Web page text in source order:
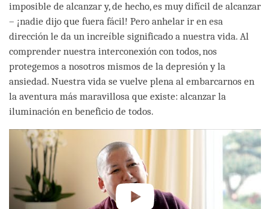
imposible de alcanzar y, de hecho, es muy difícil de alcanzar
– ¡nadie dijo que fuera fácil! Pero anhelar ir en esa
dirección le da un increíble significado a nuestra vida. Al
comprender nuestra interconexión con todos, nos
protegemos a nosotros mismos de la depresión y la
ansiedad. Nuestra vida se vuelve plena al embarcarnos en
la aventura más maravillosa que existe: alcanzar la
iluminación en beneficio de todos.